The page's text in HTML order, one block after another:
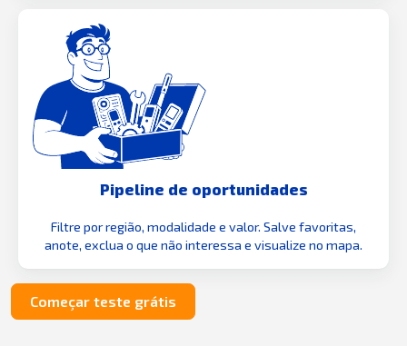
Pipeline de oportunidades
Filtre por região, modalidade e valor. Salve favoritas,
anote, exclua o que não interessa e visualize no mapa.
Começar teste grátis